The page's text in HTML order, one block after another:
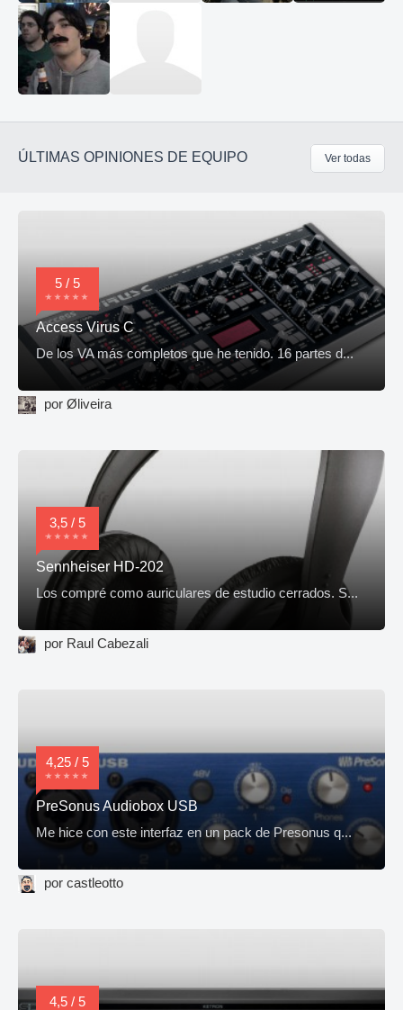
ÚLTIMAS OPINIONES DE EQUIPO Ver todas
5 / 5
Access Virus C
De los VA más completos que he tenido. 16 partes d...
por Øliveira
3,5 / 5
Sennheiser HD-202
Los compré como auriculares de estudio cerrados. S...
por Raul Cabezali
4,25 / 5
PreSonus Audiobox USB
Me hice con este interfaz en un pack de Presonus q...
por castleotto
4,5 / 5